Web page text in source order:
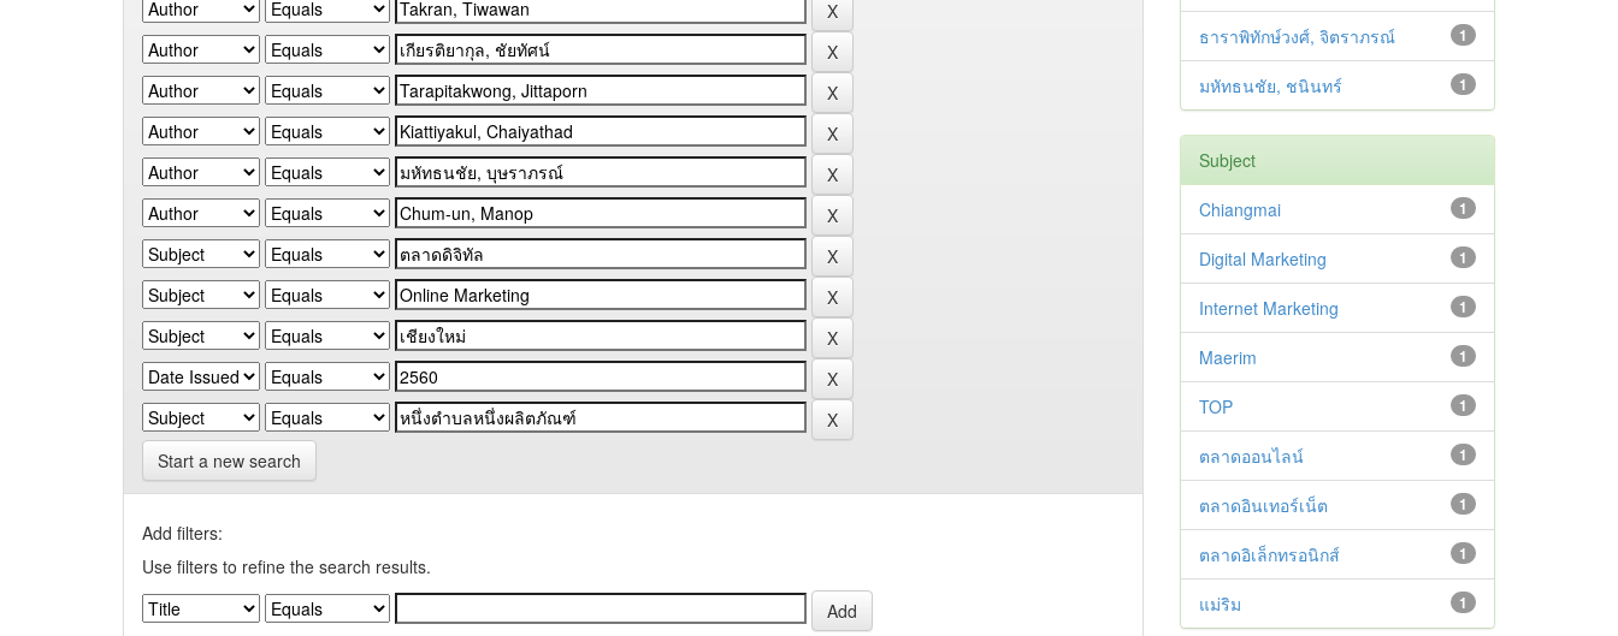
Start a new search
Add filters:
Use filters to refine the search results.
1
ธาราพิทักษ์วงศ์, จิตราภรณ์
1
มหัทธนชัย, ชนินทร์
Subject
1
Chiangmai
1
Digital Marketing
1
Internet Marketing
1
Maerim
1
TOP
1
ตลาดออนไลน์
1
ตลาดอินเทอร์เน็ต
1
ตลาดอิเล็กทรอนิกส์
1
แม่ริม